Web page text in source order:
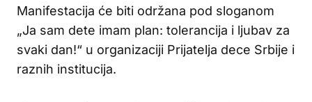
Manifestacija će biti održana pod sloganom
„Ja sam dete imam plan: tolerancija i ljubav za
svaki dan!“ u organizaciji Prijatelja dece Srbije i
raznih institucija.